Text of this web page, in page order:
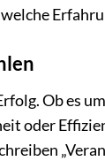
Ob es
oder